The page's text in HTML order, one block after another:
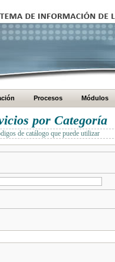
Procesos Módulos
por Categoría
de catálogo que puede utilizar